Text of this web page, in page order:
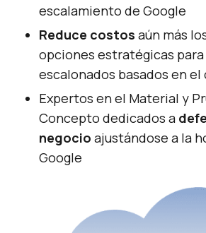
escalamiento de Google
Reduce costos aún más
opciones estratégicas
escalonados basados en
Expertos en el Material y
Concepto dedicados a
negocio ajustándose a la
Google